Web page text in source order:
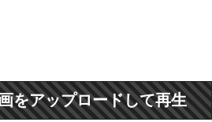
をアップロードして再生